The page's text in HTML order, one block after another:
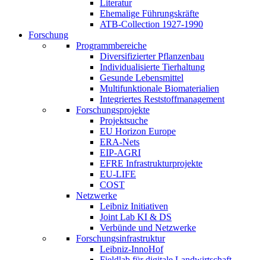
Literatur
Ehemalige Führungskräfte
ATB-Collection 1927-1990
Forschung
Programmbereiche
Diversifizierter Pflanzenbau
Individualisierte Tierhaltung
Gesunde Lebensmittel
Multifunktionale Biomaterialien
Integriertes Reststoffmanagement
Forschungsprojekte
Projektsuche
EU Horizon Europe
ERA-Nets
EIP-AGRI
EFRE Infrastrukturprojekte
EU-LIFE
COST
Netzwerke
Leibniz Initiativen
Joint Lab KI & DS
Verbünde und Netzwerke
Forschungsinfrastruktur
Leibniz-InnoHof